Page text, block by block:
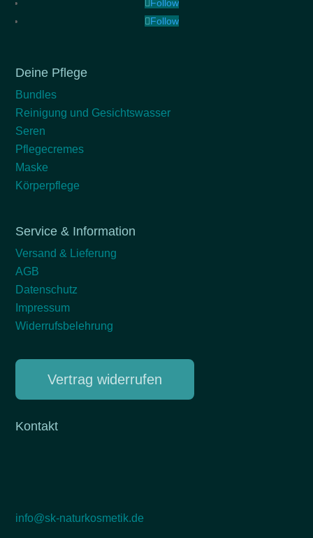
Follow
Follow
Deine Pflege
Bundles
Reinigung und Gesichtswasser
Seren
Pflegecremes
Maske
Körperpflege
Service & Information
Versand & Lieferung
AGB
Datenschutz
Impressum
Widerrufsbelehrung
Vertrag widerrufen
Kontakt
info@sk-naturkosmetik.de